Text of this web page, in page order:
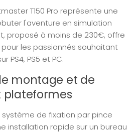
T150 Pro représente une
l'aventure en simulation
proposé à moins de 230€, offre
les passionnés souhaitant
PS4, PS5 et PC.
montage et de
plateformes
système de fixation par pince
installation rapide sur un bureau